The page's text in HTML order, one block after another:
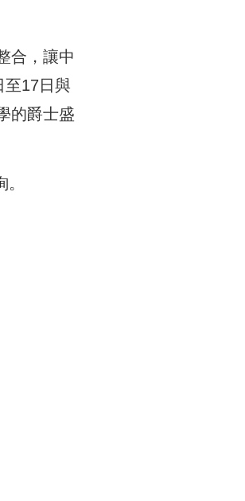
合，讓中
至17日與
的爵士盛